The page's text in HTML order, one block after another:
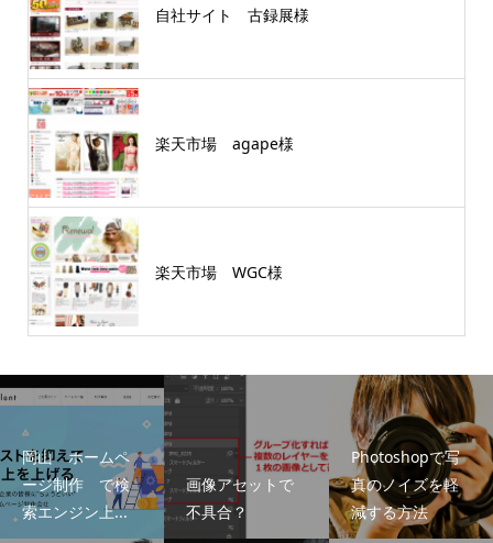
自社サイト 古録展様
楽天市場 agape様
楽天市場 WGC様
岡山 ホームペ
ージ制作 で検
索エンジン上...
画像アセットで
不具合？
Photoshopで写
真のノイズを軽
減する方法